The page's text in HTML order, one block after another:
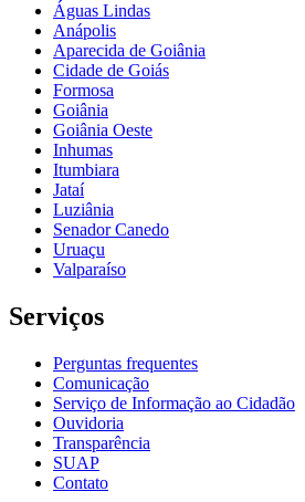
Águas Lindas
Anápolis
Aparecida de Goiânia
Cidade de Goiás
Formosa
Goiânia
Goiânia Oeste
Inhumas
Itumbiara
Jataí
Luziânia
Senador Canedo
Uruaçu
Valparaíso
Serviços
Perguntas frequentes
Comunicação
Serviço de Informação ao Cidadão
Ouvidoria
Transparência
SUAP
Contato